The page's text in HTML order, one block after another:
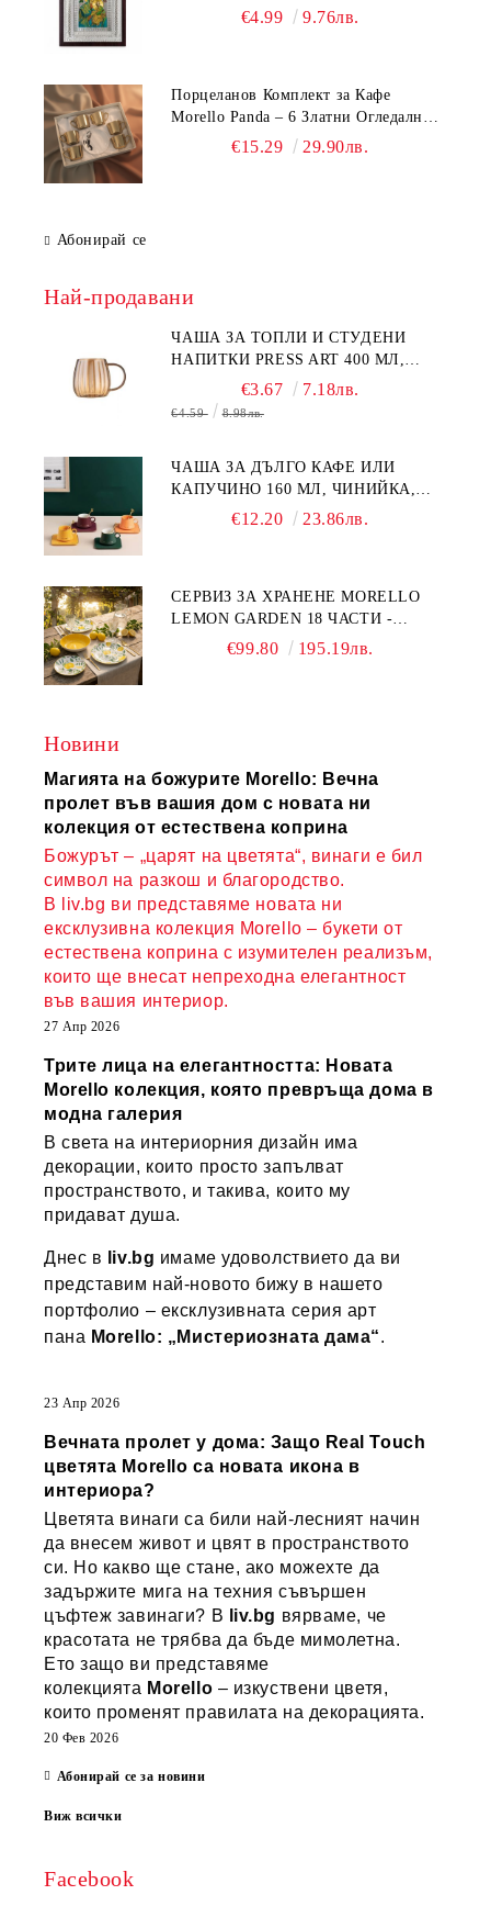
Стойка (23.5х19 см, 6 Модела)
€4.99 9.76лв.
Порцеланов Комплект за Кафе
Morello Panda – 6 Златни Огледални
Чаши с Анаморфно Отражение и
€15.29 29.90лв.
Абонирай се
Най-продавани
ЧАША ЗА ТОПЛИ И СТУДЕНИ
НАПИТКИ PRESS ART 400 МЛ,
БОРОСИЛИКАТНО СТЪКЛО
€3.67 7.18лв.
€4.59 8.98лв.
ЧАША ЗА ДЪЛГО КАФЕ ИЛИ
КАПУЧИНО 160 МЛ, ЧИНИЙКА,
ЛЪЖИЧКА GREEN, ORANGE LOVE
€12.20 23.86лв.
СЕРВИЗ ЗА ХРАНЕНЕ MORELLO
LEMON GARDEN 18 ЧАСТИ -
ПОРЦЕЛАН€99.80 195.19лв.
Новини
Магията на божурите Morello: Вечна
пролет във вашия дом с новата ни
колекция от естествена коприна
Божурът – „царят на цветята“, винаги е бил
символ на разкош и благородство.
В liv.bg ви представяме новата ни
ексклузивна колекция Morello – букети от
естествена коприна с изумителен реализъм,
които ще внесат непреходна елегантност
във вашия интериор.
27 Апр 2026
Трите лица на елегантността: Новата
Morello колекция, която превръща дома в
модна галерия
В света на интериорния дизайн има
декорации, които просто запълват
пространството, и такива, които му
придават душа.
Днес в liv.bg имаме удоволствието да ви
представим най-новото бижу в нашето
портфолио – ексклузивната серия арт
пана Morello: „Мистериозната дама“.
23 Апр 2026
Вечната пролет у дома: Защо Real Touch
цветята Morello са новата икона в
интериора?
Цветята винаги са били най-лесният начин
да внесем живот и цвят в пространството
си. Но какво ще стане, ако можехте да
задържите мига на техния съвършен
цъфтеж завинаги? В
liv.bg вярваме, че
красотата не трябва да бъде мимолетна.
Ето защо ви представяме
колекцията Morello – изкуствени цветя,
които променят правилата на декорацията.
20 Фев 2026
Абонирай се за новини
Виж всички
Facebook